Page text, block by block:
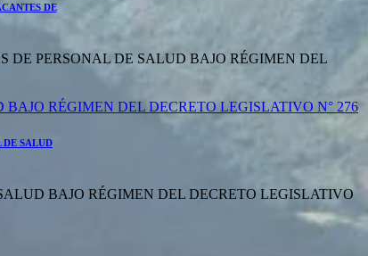
DE
DE PERSONAL DE SALUD BAJO RÉGIMEN DEL
DE SALUD
BAJO RÉGIMEN DEL DECRETO LEGISLATIVO